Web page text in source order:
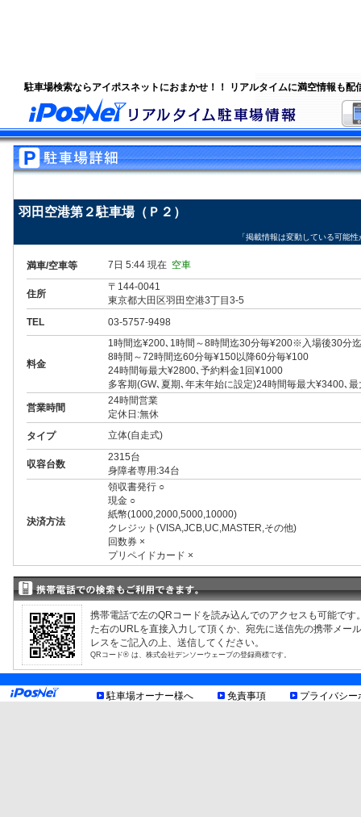
駐車場検索ならアイポスネットにおまかせ！！ リアルタイムに満空情報も配
羽田空港第２駐車場（Ｐ２）
「掲載情報は変動している可能
満車/空車等 7日 5:44 現在 空車
住所
〒144-0041
東京都大田区羽田空港3丁目3-5
TEL
03-5757-9498
料金
1時間迄¥200､1時間～8時間迄30分毎¥200※入場後30分
8時間～72時間迄60分毎¥150以降60分毎¥100
24時間毎最大¥2800､予約料金1回¥1000
多客期(GW､夏期､年末年始に設定)24時間毎最大¥3400､
営業時間
24時間営業
定休日:無休
タイプ
立体(自走式)
収容台数
2315台
身障者専用:34台
決済方法
領収書発行 ○
現金 ○
紙幣(1000,2000,5000,10000)
クレジット(VISA,JCB,UC,MASTER,その他)
回数券 ×
プリペイドカード ×
制限事項
RV ○
1BOX ○
外車 ○
高 2.30m まで
幅 2.10m まで
長 5.70m まで
身障者トイレあり
携帯電話で左のQRコードを読み込んでのアクセスも可能です
た右のURLを直接入力して頂くか、宛先に送信先の携帯メー
レスをご記入の上、送信してください。
QRコード® は、株式会社デンソーウェーブの登録商標です。
駐車場オーナー様へ 免責事項 プライバシー